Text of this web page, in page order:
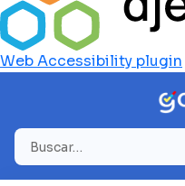
Web Accessibility plugin
Buscar